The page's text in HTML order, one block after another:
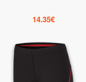
14.35€